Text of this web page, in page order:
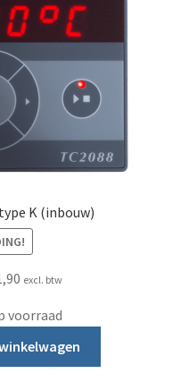
K (inbouw)
prijs was: €421,49.
Huidige prijs is: €371,90.
excl. btw
voorraad